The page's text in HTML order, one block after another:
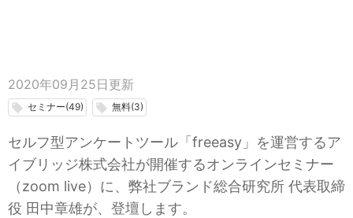
2020年09月25日 更新
local_offer セミナー(49) local_offer 無料(3)
セルフ型アンケートツール「freeasy」を運営するア
イブリッジ株式会社が開催するオンラインセミナー
（zoom live）に、弊社ブランド総合研究所 代表取締
役 田中章雄が、登壇します。